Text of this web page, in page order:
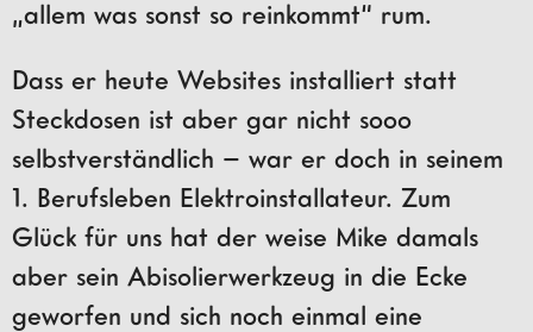
„allem was sonst so reinkommt“ rum.
Dass er heute Websites installiert statt
Steckdosen ist aber gar nicht sooo
selbstverständlich – war er doch in seinem
1. Berufsleben Elektroinstallateur. Zum
Glück für uns hat der weise Mike damals
aber sein Abisolierwerkzeug in die Ecke
geworfen und sich noch einmal eine